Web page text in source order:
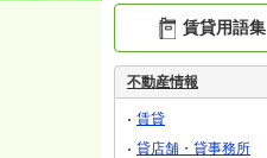
賃貸用語集
不動産情報
賃貸
貸店舗・貸事務所